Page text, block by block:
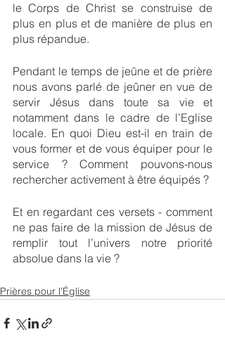
le Corps de Christ se construise de
plus en plus et de manière de plus en
plus répandue.
Pendant le temps de jeûne et de prière
nous avons parlé de jeûner en vue de
servir Jésus dans toute sa vie et
notamment dans le cadre de l’Eglise
locale. En quoi Dieu est-il en train de
vous former et de vous équiper pour le
service ? Comment pouvons-nous
rechercher activement à être équipés ?
Et en regardant ces versets - comment
ne pas faire de la mission de Jésus de
remplir tout l’univers notre priorité
absolue dans la vie ?
Prières pour l'Église